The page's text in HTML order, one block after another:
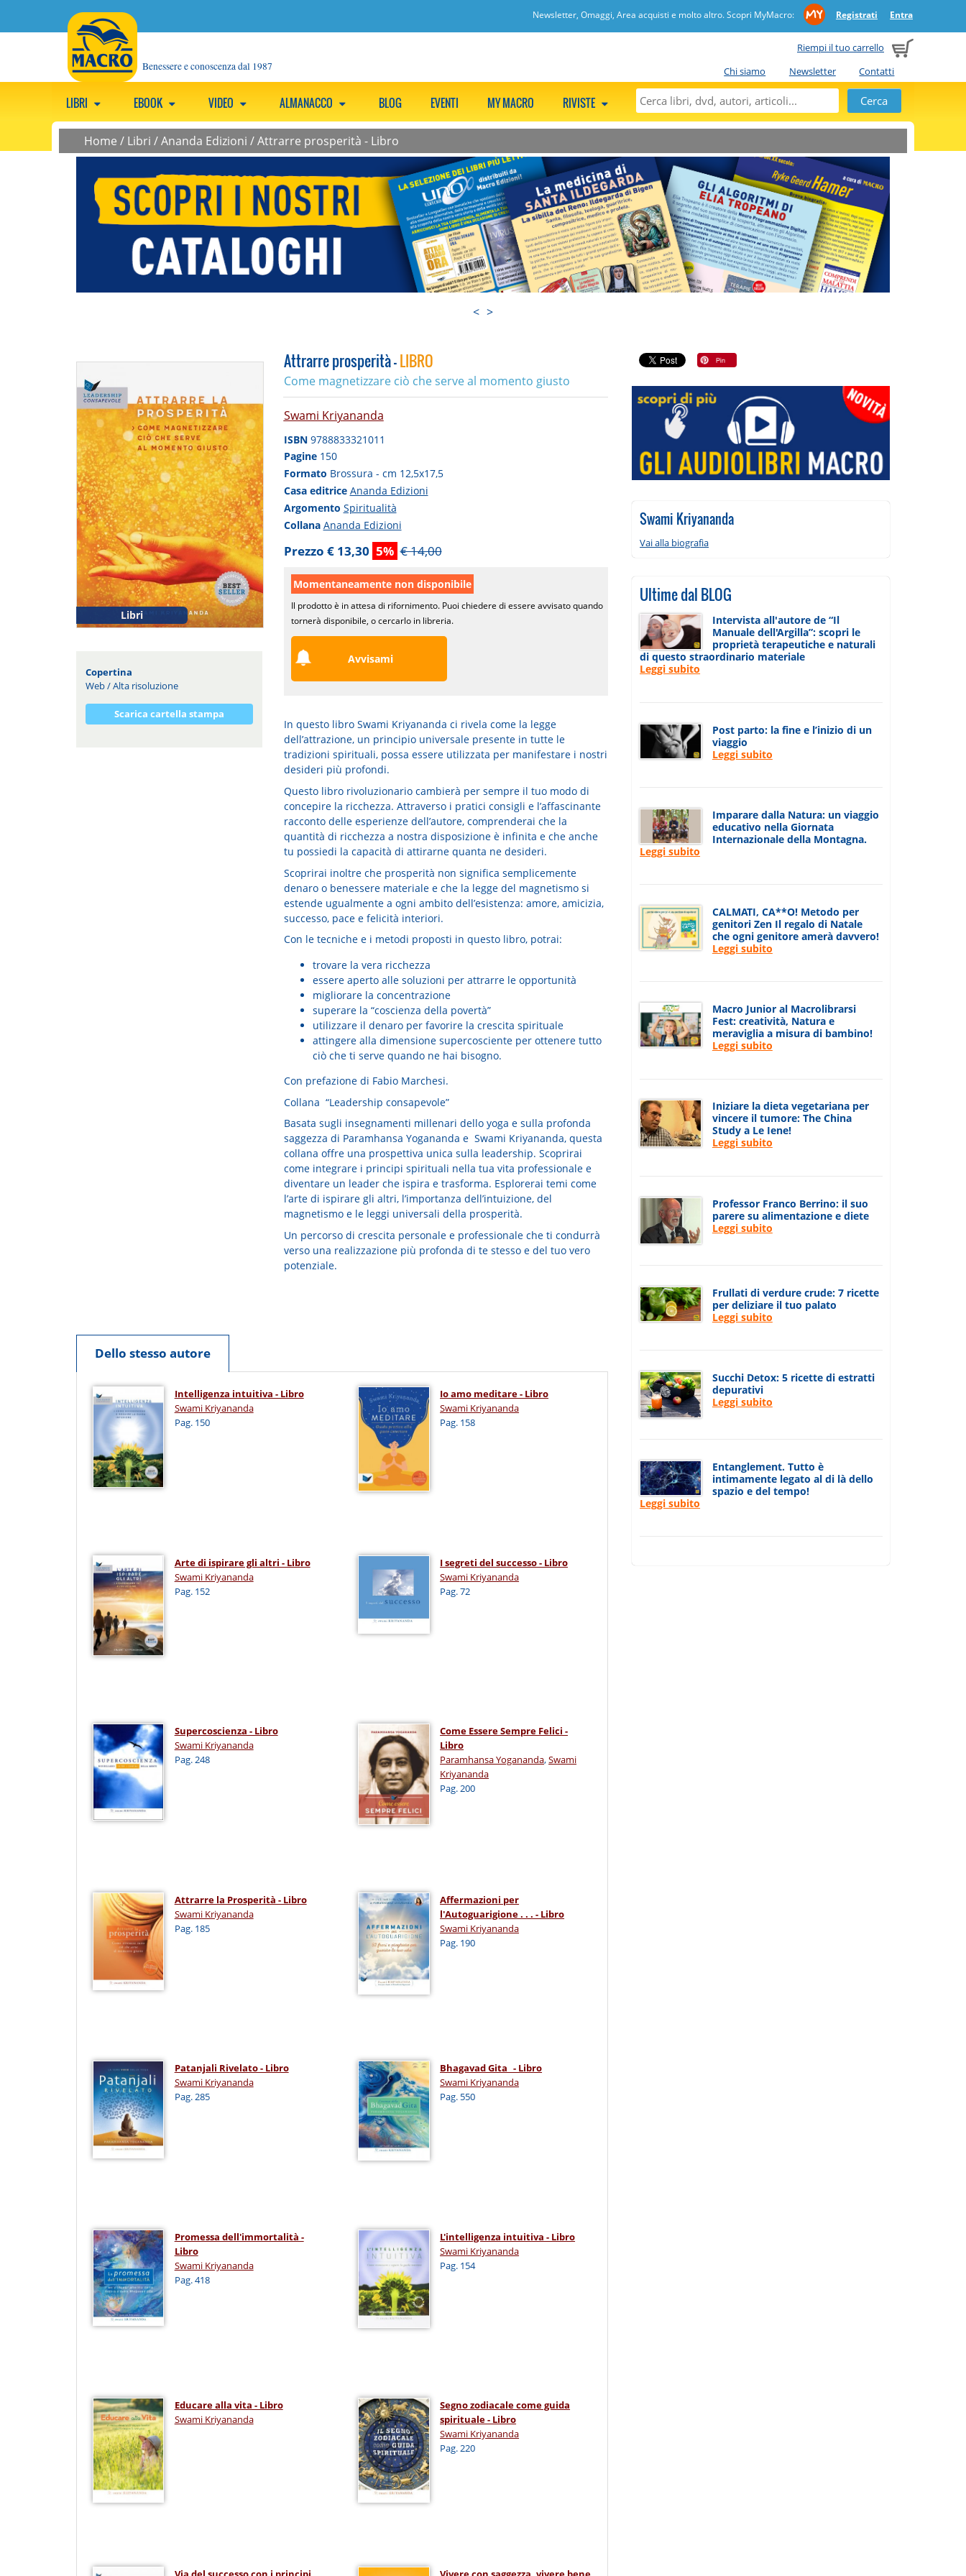
Newsletter, Omaggi, Area acquisti e molto altro. Scopri MyMacro: Registrati Entra
Riempi il tuo carrello
Chi siamo
Newsletter Contatti
Benessere e conoscenza dal 1987
LIBRI EBOOK VIDEO ALMANACCO BLOG EVENTI MY MACRO RIVISTE
Home / Libri /Ananda Edizioni /Attrarre prosperità - Libro
< >
Libri
Copertina
Web/Alta risoluzione
Scarica cartella stampa
Attrarre prosperità -LIBRO
Come magnetizzare ciò che serve al momento giusto
Swami Kriyananda
ISBN 9788833321011
Pagine 150
Formato Brossura - cm 12,5x17,5
Casa editrice Ananda Edizioni
Argomento Spiritualità
Collana Ananda Edizioni
Prezzo € 13,30 5% € 14,00
Momentaneamente non disponibile
Il prodotto è in attesa di rifornimento. Puoi chiedere di essere avvisato quando
tornerà disponibile, o cercarlo in libreria.
Avvisami
In questo libro Swami Kriyananda ci rivela come la legge
dell’attrazione, un principio universale presente in tutte le
tradizioni spirituali, possa essere utilizzata per manifestare i nostri
desideri più profondi.
Questo libro rivoluzionario cambierà per sempre il tuo modo di
concepire la ricchezza. Attraverso i pratici consigli e l’affascinante
racconto delle esperienze dell’autore, comprenderai che la
quantità di ricchezza a nostra disposizione è infinita e che anche
tu possiedi la capacità di attirarne quanta ne desideri.
Scoprirai inoltre che prosperità non significa semplicemente
denaro o benessere materiale e che la legge del magnetismo si
estende ugualmente a ogni ambito dell’esistenza: amore, amicizia,
successo, pace e felicità interiori.
Con le tecniche e i metodi proposti in questo libro, potrai:
trovare la vera ricchezza
essere aperto alle soluzioni per attrarre le opportunità
migliorare la concentrazione
superare la “coscienza della povertà”
utilizzare il denaro per favorire la crescita spirituale
attingere alla dimensione supercosciente per ottenere tutto
ciò che ti serve quando ne hai bisogno.
Con prefazione di Fabio Marchesi.
Collana “Leadership consapevole”
Basata sugli insegnamenti millenari dello yoga e sulla profonda
saggezza di Paramhansa Yogananda e Swami Kriyananda, questa
collana offre una prospettiva unica sulla leadership. Scoprirai
come integrare i principi spirituali nella tua vita professionale e
diventare un leader che ispira e trasforma. Esplorerai temi come
l’arte di ispirare gli altri, l’importanza dell’intuizione, del
magnetismo e le leggi universali della prosperità.
Un percorso di crescita personale e professionaleche ti condurrà
verso una realizzazione più profonda di te stesso e del tuo vero
potenziale.
Dello stesso autore
Intelligenza intuitiva - Libro
Swami Kriyananda
Pag. 150
Io amo meditare - Libro
Swami Kriyananda
Pag. 158
Arte di ispirare gli altri - Libro
Swami Kriyananda
Pag. 152
I segreti del successo - Libro
Swami Kriyananda
Pag. 72
Supercoscienza - Libro
Swami Kriyananda
Pag. 248
Come Essere Sempre Felici -
Libro
Paramhansa Yogananda,Swami
Kriyananda
Pag. 200
Attrarre la Prosperità - Libro
Swami Kriyananda
Pag. 185
Affermazioni per
l'Autoguarigione . . . - Libro
Swami Kriyananda
Pag. 190
Patanjali Rivelato - Libro
Swami Kriyananda
Pag. 285
Bhagavad Gita_ - Libro
Swami Kriyananda
Pag. 550
Promessa dell'immortalità -
Libro
Swami Kriyananda
Pag. 418
L'intelligenza intuitiva - Libro
Swami Kriyananda
Pag. 154
Educare alla vita - Libro
Swami Kriyananda
Segno zodiacale come guida
spirituale - Libro
Swami Kriyananda
Pag. 220
Swami Kriyananda
Vai alla biografia
Ultime dal BLOG
Intervista all'autore de “Il
Manuale dell'Argilla”: scopri le
proprietà terapeutiche e naturali
di questo straordinario materiale
Leggi subito
Post parto: la fine e l’inizio di un
viaggio
Leggi subito
Imparare dalla Natura: un viaggio
educativo nella Giornata
Internazionale della Montagna.
Leggi subito
CALMATI, CA**O! Metodo per
genitori Zen Il regalo di Natale
che ogni genitore amerà davvero!
Leggi subito
Macro Junior al Macrolibrarsi
Fest: creatività, Natura e
meraviglia a misura di bambino!
Leggi subito
Iniziare la dieta vegetariana per
vincere il tumore: The China
Study a Le Iene!
Leggi subito
Professor Franco Berrino: il suo
parere su alimentazione e diete
Leggi subito
Frullati di verdure crude: 7 ricette
per deliziare il tuo palato
Leggi subito
Succhi Detox: 5 ricette di estratti
depurativi
Leggi subito
Entanglement. Tutto è
intimamente legato al di là dello
spazio e del tempo!
Leggi subito